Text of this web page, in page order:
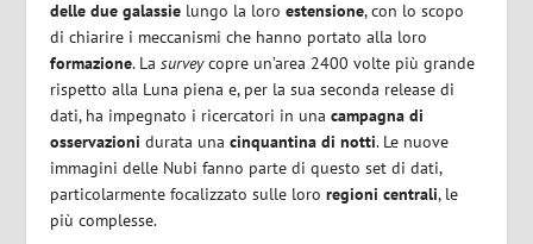
delle due galassie lungo la loroestensione, con lo scopo
di chiarire i meccanismi che hanno portato alla loro
formazione. Lasurveycopre un’area 2400 volte più grande
rispetto alla Luna piena e, per la sua seconda release di
dati, ha impegnato i ricercatori in unacampagna di
osservazioni durata unacinquantina di notti. Le nuove
immagini delle Nubi fanno parte di questo set di dati,
particolarmente focalizzato sulle lororegioni centrali, le
più complesse.